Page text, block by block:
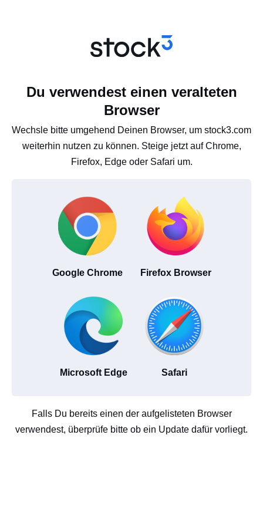
Du verwendest einen veralteten
Browser
Wechsle bitte umgehend Deinen Browser, um stock3.com
weiterhin nutzen zu können. Steige jetzt auf Chrome,
Firefox, Edge oder Safari um.
Google Chrome Firefox Browser
Microsoft Edge Safari
Falls Du bereits einen der aufgelisteten Browser
verwendest, überprüfe bitte ob ein Update dafür vorliegt.